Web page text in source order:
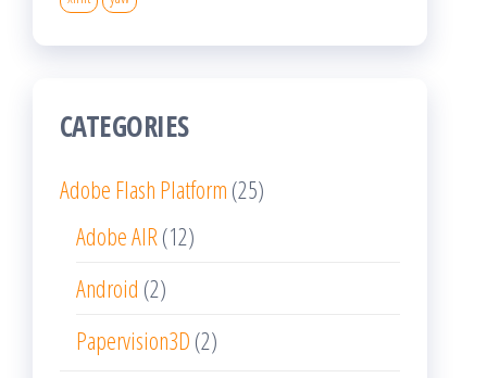
CATEGORIES
Adobe Flash Platform (25)
Adobe AIR (12)
Android (2)
Papervision3D (2)